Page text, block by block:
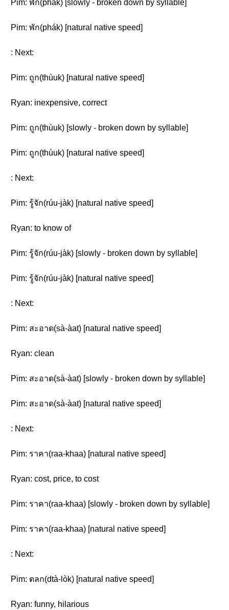
Pim: พัก(phák) [slowly - broken down by syllable]
Pim: พัก(phák) [natural native speed]
: Next:
Pim: ถูก(thùuk) [natural native speed]
Ryan: inexpensive, correct
Pim: ถูก(thùuk) [slowly - broken down by syllable]
Pim: ถูก(thùuk) [natural native speed]
: Next:
Pim: รู้จัก(rúu-jàk) [natural native speed]
Ryan: to know of
Pim: รู้จัก(rúu-jàk) [slowly - broken down by syllable]
Pim: รู้จัก(rúu-jàk) [natural native speed]
: Next:
Pim: สะอาด(sà-àat) [natural native speed]
Ryan: clean
Pim: สะอาด(sà-àat) [slowly - broken down by syllable]
Pim: สะอาด(sà-àat) [natural native speed]
: Next:
Pim: ราคา(raa-khaa) [natural native speed]
Ryan: cost, price, to cost
Pim: ราคา(raa-khaa) [slowly - broken down by syllable]
Pim: ราคา(raa-khaa) [natural native speed]
: Next:
Pim: ตลก(dtà-lòk) [natural native speed]
Ryan: funny, hilarious